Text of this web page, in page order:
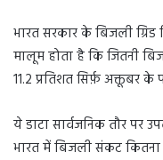
भारत सरकार के बिजली
मालूम होता है कि जितनी
11.2 प्रतिशत सिर्फ़ अक्तूबर
ये डाटा सार्वजनिक तौर पर
भारत में बिजली संकट कितना